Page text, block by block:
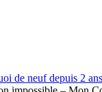
de neuf depuis 2